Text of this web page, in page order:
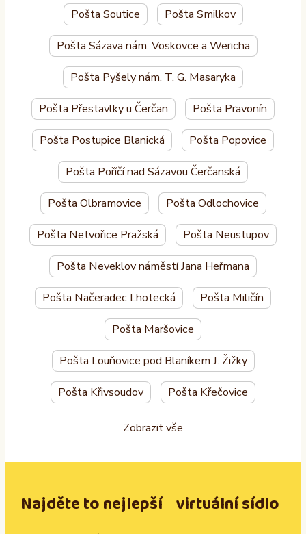
Pošta Soutice Pošta Smilkov
Pošta Sázava nám. Voskovce a Wericha
Pošta Pyšely nám. T. G. Masaryka
Pošta Přestavlky u Čerčan Pošta Pravonín
Pošta Postupice Blanická Pošta Popovice
Pošta Poříčí nad Sázavou Čerčanská
Pošta Olbramovice Pošta Odlochovice
Pošta Netvořice Pražská Pošta Neustupov
Pošta Neveklov náměstí Jana Heřmana
Pošta Načeradec Lhotecká Pošta Miličín
Pošta Maršovice
Pošta Louňovice pod Blaníkem J. Žižky
Pošta Křivsoudov Pošta Křečovice
Zobrazit vše
Najděte to nejlepší virtuální sídlo